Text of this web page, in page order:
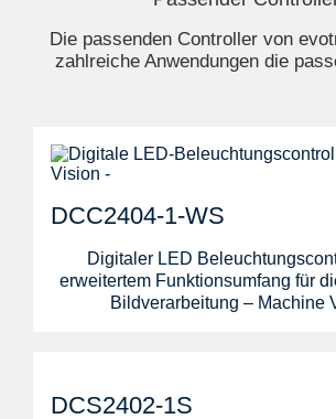
Die passenden Controller von
zahlreiche Anwendungen die
DCC2404-1-WS
Digitaler LED
erweitertem Funktionsumfang für
Bildverarbeitung – Machine
DCS2402-1S